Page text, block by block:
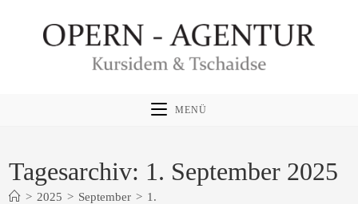
MENÜ
Tagesarchiv: 1. September 2025
> 2025 > September > 1.